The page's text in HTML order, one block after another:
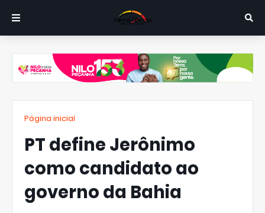
Página inicial
PT define Jerônimo
como candidato ao
governo da Bahia